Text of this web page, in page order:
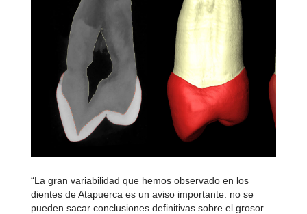
“La gran variabilidad que hemos observado en los
dientes de Atapuerca es un aviso importante: no se
pueden sacar conclusiones definitivas sobre el grosor